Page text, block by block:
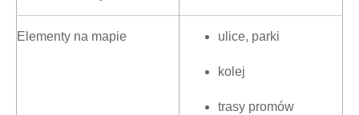
Elementy na mapie ulice, parki
kolej
trasy promów